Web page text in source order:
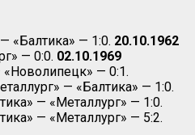
«Балтика» — 1:0. 20.10.1962
— 0:0. 02.10.1969
«Новолипецк» — 0:1.
— «Балтика» — 1:0.
— «Металлург» — 1:0.
— «Металлург» — 5:2.